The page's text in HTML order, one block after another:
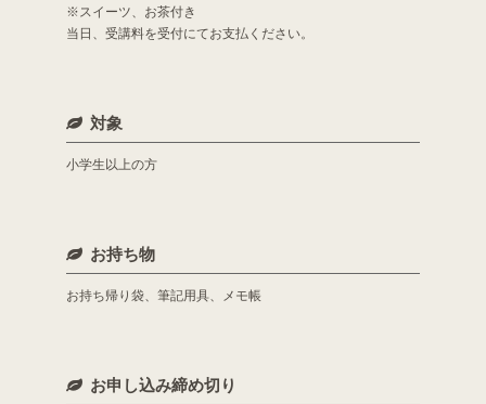
※スイーツ、お茶付き
当日、受講料を受付にてお支払ください。
対象
小学生以上の方
お持ち物
お持ち帰り袋、筆記用具、メモ帳
お申し込み締め切り